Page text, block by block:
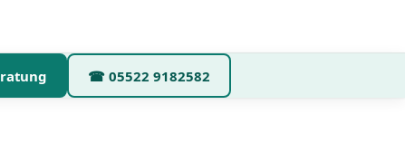
☎ 05522 9182582